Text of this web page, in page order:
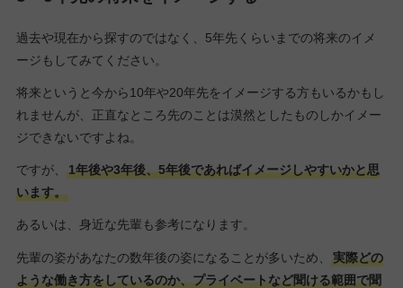
過去や現在から探すのではなく、5年先くらいまでの将来のイメ
ージもしてみてください。
将来というと今から10年や20年先をイメージする方もいるかもし
れませんが、正直なところ先のことは漠然としたものしかイメー
ジできないですよね。
ですが、
1年後や3年後、5年後であればイメージしやすいかと思
います。
あるいは、身近な先輩も参考になります。
先輩の姿があなたの数年後の姿になることが多いため、
実際どの
ような働き方をしているのか、プライベートなど聞ける範囲で聞